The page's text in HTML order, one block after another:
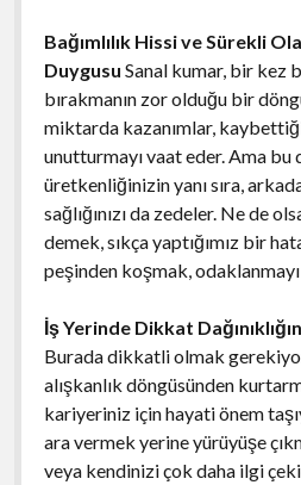
Bağımlılık Hissi ve Sürekli
Duygusu Sanal kumar, bir kez
bırakmanın zor olduğu bir
miktarda kazanımlar,
unutturmayı vaat eder. Ama bu
üretkenliğinizin yanı sıra,
sağlığınızı da zedeler. Ne de
demek, sıkça yaptığımız bir
peşinden koşmak,
İş Yerinde Dikkat
Burada dikkatli olmak
alışkanlık döngüsünden
kariyeriniz için hayati önem
ara vermek yerine yürüyüşe
veya kendinizi çok daha ilgi